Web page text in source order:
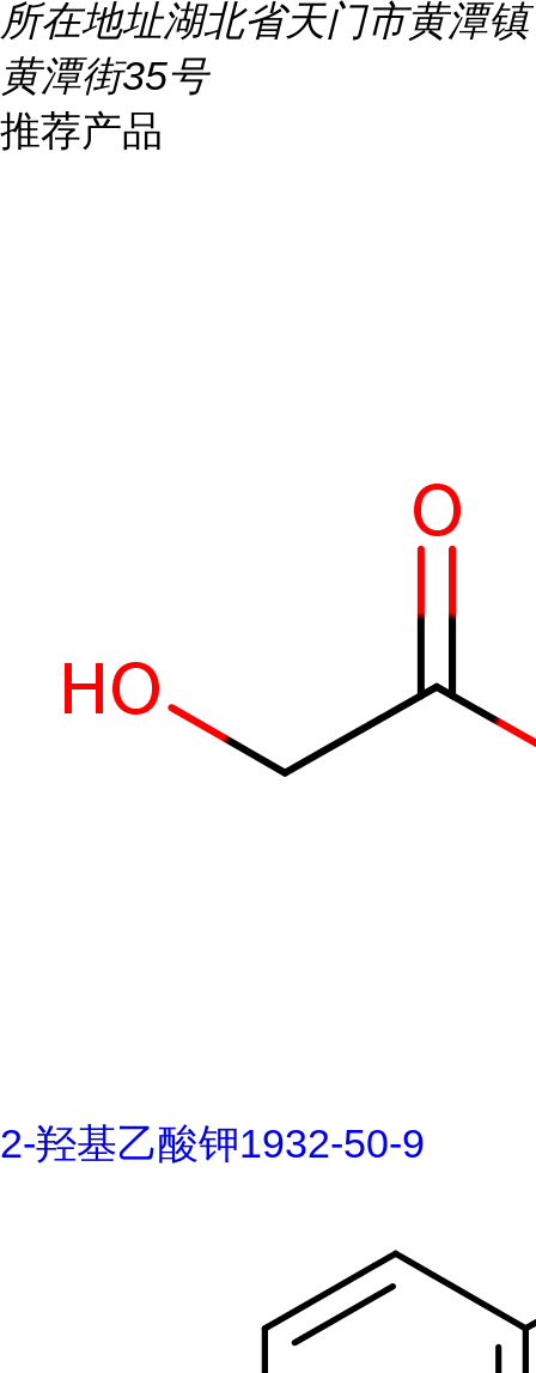
所在地址湖北省天门市黄潭镇
黄潭街35号
推荐产品
2-羟基乙酸钾1932-50-9